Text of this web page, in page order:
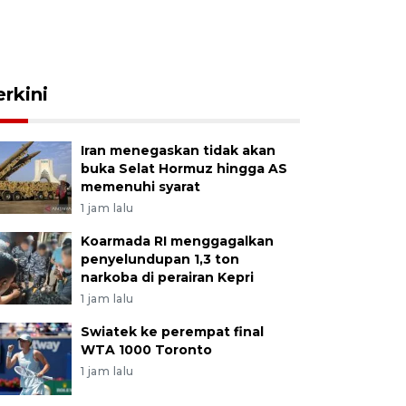
Iran menegaskan tidak akan
buka Selat Hormuz hingga AS
memenuhi syarat
1 jam lalu
Koarmada RI menggagalkan
penyelundupan 1,3 ton
narkoba di perairan Kepri
1 jam lalu
Swiatek ke perempat final
WTA 1000 Toronto
1 jam lalu